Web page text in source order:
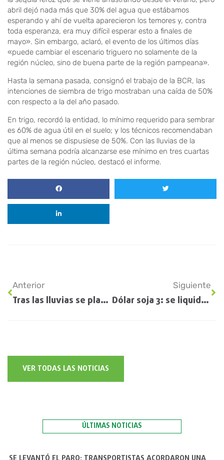
abril dejó nada más que 30% del agua que estábamos
esperando y ahí de vuelta aparecieron los temores y, contra
toda esperanza, era muy difícil esperar esto a finales de
mayo». Sin embargo, aclaró, el evento de los últimos días
«puede cambiar el escenario triguero no solamente de la
región núcleo, sino de buena parte de la región pampeana».
Hasta la semana pasada, consignó el trabajo de la BCR, las
intenciones de siembra de trigo mostraban una caída de 50%
con respecto a la del año pasado.
En trigo, recordó la entidad, lo mínimo requerido para sembrar
es 60% de agua útil en el suelo; y los técnicos recomendaban
que al menos se dispusiese de 50%. Con las lluvias de la
última semana podría alcanzarse ese mínimo en tres cuartas
partes de la región núcleo, destacó el informe.
Anterior
Tras las lluvias se planifica en firme la próxima siembra
Siguiente
Dólar soja 3: se liquidaron US$ 3500 millones, pero el Banco Central solo sumo 333 a las reservas
VER TODAS LAS NOTICIAS
ÚLTIMAS NOTICIAS